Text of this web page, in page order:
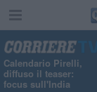
Calendario Pirelli,
diffuso il teaser:
focus sull'India